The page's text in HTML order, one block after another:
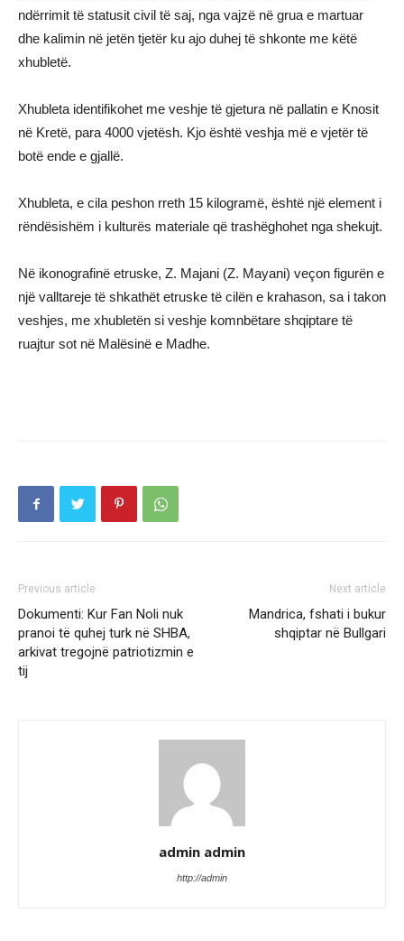
ndërrimit të statusit civil të saj, nga vajzë në grua e martuar
dhe kalimin në jetën tjetër ku ajo duhej të shkonte me këtë
xhubletë.
Xhubleta identifikohet me veshje të gjetura në pallatin e Knosit
në Kretë, para 4000 vjetësh. Kjo është veshja më e vjetër të
botë ende e gjallë.
Xhubleta, e cila peshon rreth 15 kilogramë, është një element i
rëndësishëm i kulturës materiale që trashëghohet nga shekujt.
Në ikonografinë etruske, Z. Majani (Z. Mayani) veçon figurën e
një valltareje të shkathët etruske të cilën e krahason, sa i takon
veshjes, me xhubletën si veshje komnbëtare shqiptare të
ruajtur sot në Malësinë e Madhe.
Previous article
Dokumenti: Kur Fan Noli nuk
pranoi të quhej turk në SHBA,
arkivat tregojnë patriotizmin e
tij
Next article
Mandrica, fshati i bukur
shqiptar në Bullgari
admin admin
http://admin